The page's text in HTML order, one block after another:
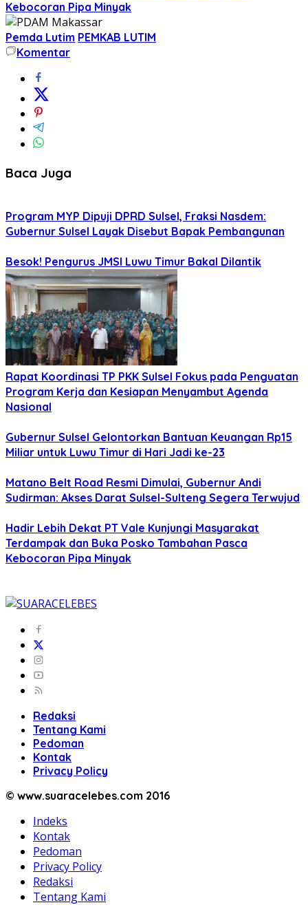
Kebocoran Pipa Minyak
Pemda Lutim PEMKAB LUTIM
Komentar
Baca Juga
Program MYP Dipuji DPRD Sulsel, Fraksi Nasdem:
Gubernur Sulsel Layak Disebut Bapak Pembangunan
Besok! Pengurus JMSI Luwu Timur Bakal Dilantik
Rapat Koordinasi TP PKK Sulsel Fokus pada Penguatan
Program Kerja dan Kesiapan Menyambut Agenda
Nasional
Gubernur Sulsel Gelontorkan Bantuan Keuangan Rp15
Miliar untuk Luwu Timur di Hari Jadi ke-23
Matano Belt Road Resmi Dimulai, Gubernur Andi
Sudirman: Akses Darat Sulsel-Sulteng Segera Terwujud
Hadir Lebih Dekat PT Vale Kunjungi Masyarakat
Terdampak dan Buka Posko Tambahan Pasca
Kebocoran Pipa Minyak
Redaksi
Tentang Kami
Pedoman
Kontak
Privacy Policy
© www.suaracelebes.com 2016
Indeks
Kontak
Pedoman
Privacy Policy
Redaksi
Tentang Kami